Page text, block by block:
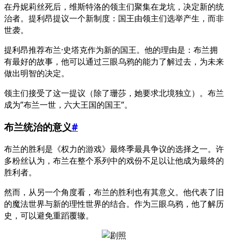
在丹妮莉丝死后，维斯特洛的领主们聚集在龙坑，决定新的统
治者。提利昂提议一个新制度：国王由领主们选举产生，而非
世袭。
提利昂推荐布兰·史塔克作为新的国王。他的理由是：布兰拥
有最好的故事，他可以通过三眼乌鸦的能力了解过去，为未来
做出明智的决定。
领主们接受了这一提议（除了珊莎，她要求北境独立）。布兰
成为”布兰一世，六大王国的国王”。
布兰统治的意义#
布兰的胜利是《权力的游戏》最终季最具争议的选择之一。许
多粉丝认为，布兰在整个系列中的戏份不足以让他成为最终的
胜利者。
然而，从另一个角度看，布兰的胜利也有其意义。他代表了旧
的魔法世界与新的理性世界的结合。作为三眼乌鸦，他了解历
史，可以避免重蹈覆辙。